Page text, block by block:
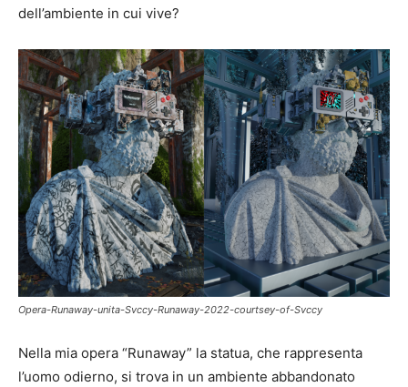
dell’ambiente in cui vive?
Opera-Runaway-unita-Svccy-Runaway-2022-courtsey-of-Svccy
Nella mia opera “Runaway” la statua, che rappresenta
l’uomo odierno, si trova in un ambiente abbandonato